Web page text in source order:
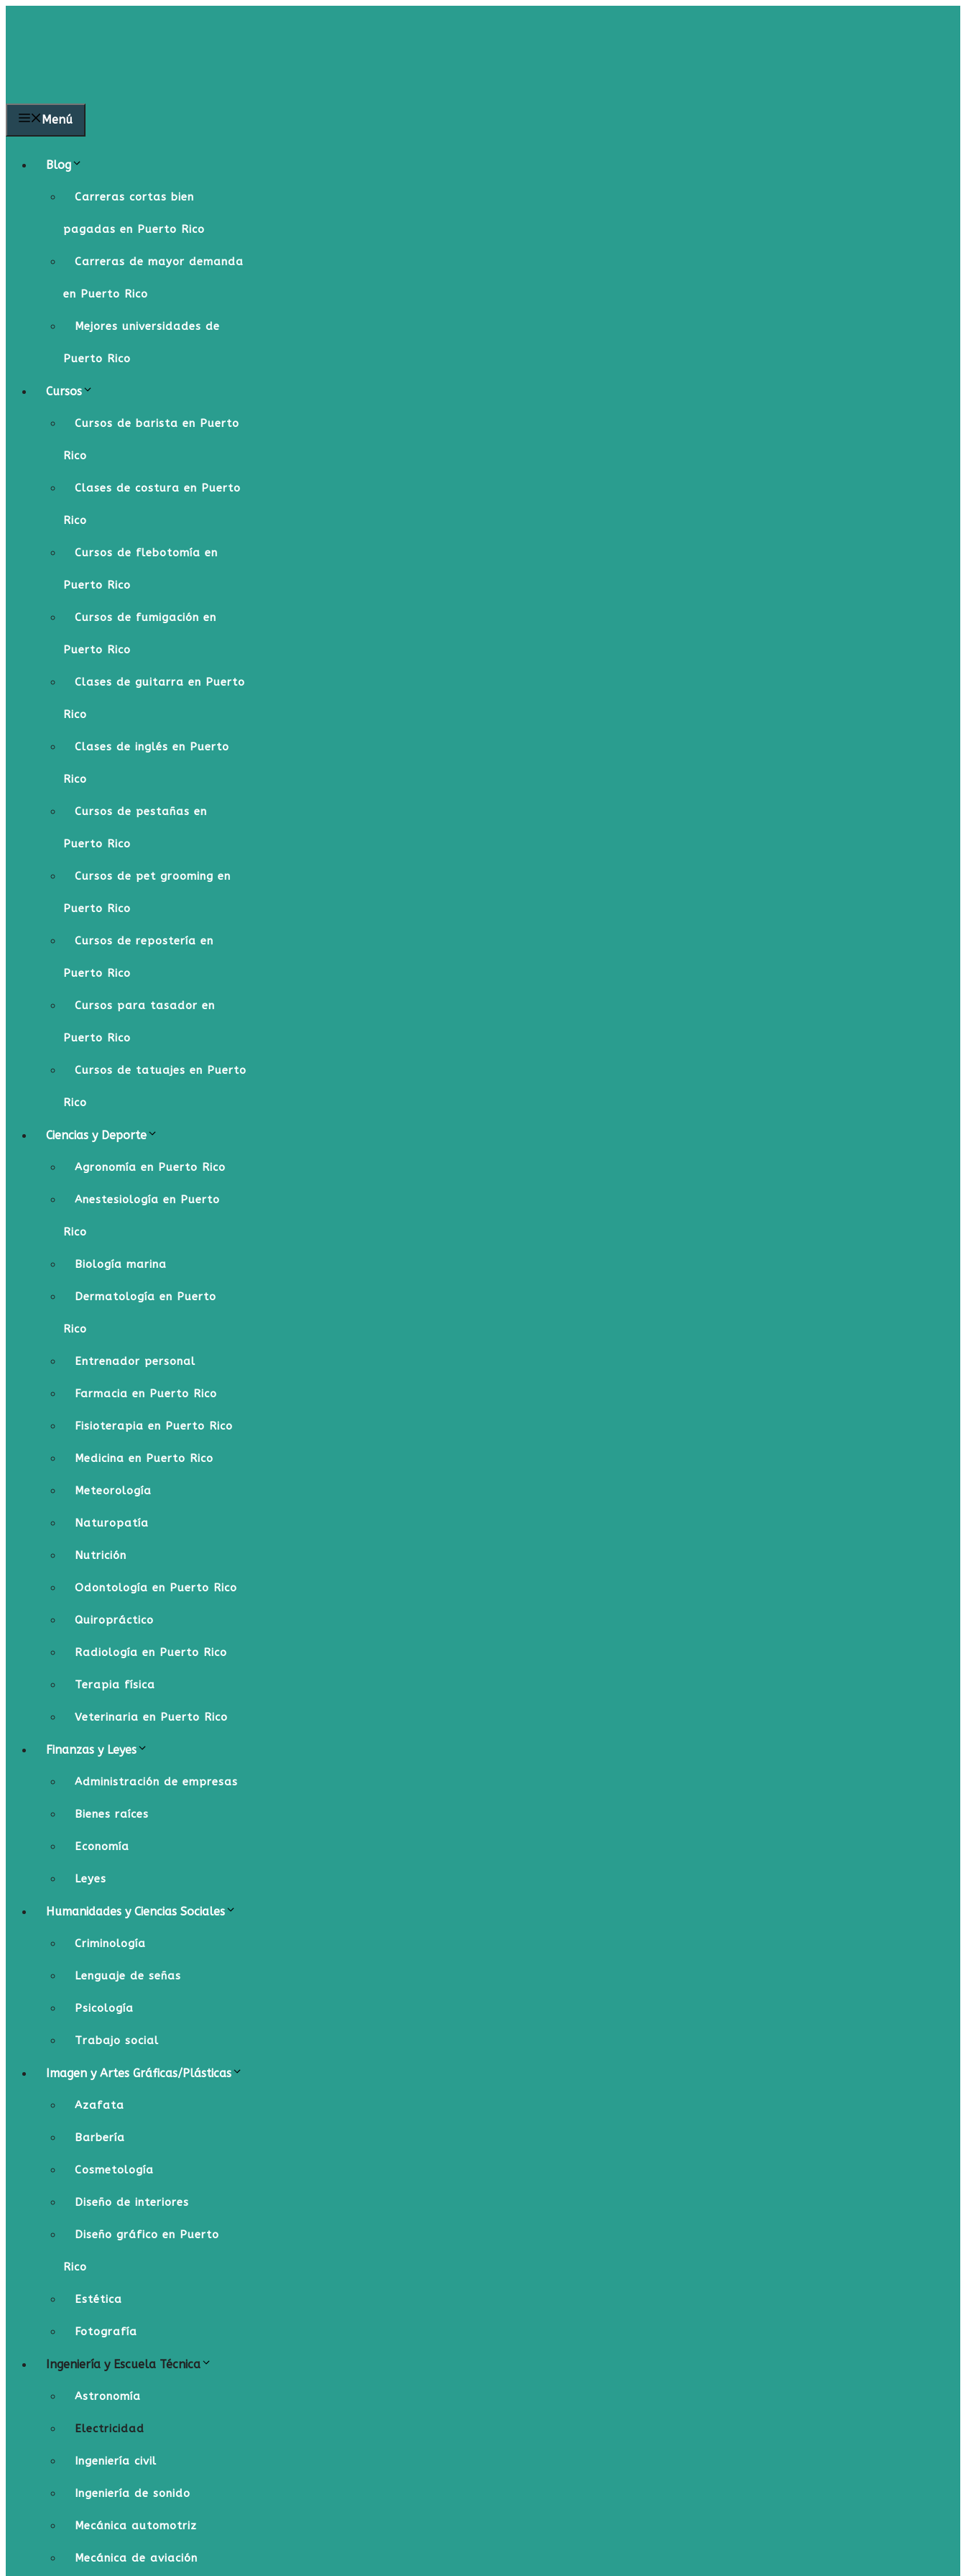
Menú
Blog
Carreras cortas bien
pagadas en Puerto Rico
Carreras de mayor demanda
en Puerto Rico
Mejores universidades de
Puerto Rico
Cursos
Cursos de barista en Puerto
Rico
Clases de costura en Puerto
Rico
Cursos de flebotomía en
Puerto Rico
Cursos de fumigación en
Puerto Rico
Clases de guitarra en Puerto
Rico
Clases de inglés en Puerto
Rico
Cursos de pestañas en
Puerto Rico
Cursos de pet grooming en
Puerto Rico
Cursos de repostería en
Puerto Rico
Cursos para tasador en
Puerto Rico
Cursos de tatuajes en Puerto
Rico
Ciencias y Deporte
Agronomía en Puerto Rico
Anestesiología en Puerto
Rico
Biología marina
Dermatología en Puerto
Rico
Entrenador personal
Farmacia en Puerto Rico
Fisioterapia en Puerto Rico
Medicina en Puerto Rico
Meteorología
Naturopatía
Nutrición
Odontología en Puerto Rico
Quiropráctico
Radiología en Puerto Rico
Terapia física
Veterinaria en Puerto Rico
Finanzas y Leyes
Administración de empresas
Bienes raíces
Economía
Leyes
Humanidades y Ciencias Sociales
Criminología
Lenguaje de señas
Psicología
Trabajo social
Imagen y Artes Gráficas/Plásticas
Azafata
Barbería
Cosmetología
Diseño de interiores
Diseño gráfico en Puerto
Rico
Estética
Fotografía
Ingeniería y Escuela Técnica
Astronomía
Electricidad
Ingeniería civil
Ingeniería de sonido
Mecánica automotriz
Mecánica de aviación